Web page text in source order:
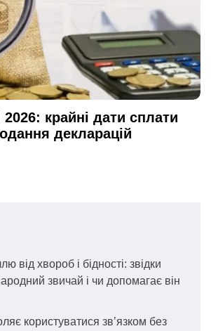
крайні дати сплати
декларацій
від хвороб і бідності: звідки
звичай і чи допомагає він
користуватися зв’язком без